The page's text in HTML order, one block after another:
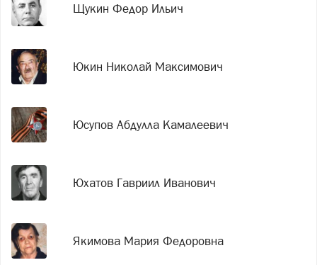
Щукин Федор Ильич
Юкин Николай Максимович
Юсупов Абдулла Камалеевич
Юхатов Гавриил Иванович
Якимова Мария Федоровна